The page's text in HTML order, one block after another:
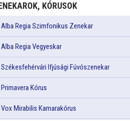
KÓRUSOK
Alba Regia Szimfonikus Zenekar
Alba Regia Vegyeskar
Székesfehérvári Ifjúsági Fúvószenekar
Primavera Kórus
Vox Mirabilis Kamarakórus